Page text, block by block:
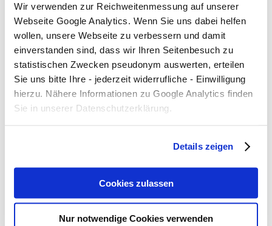
Wir verwenden zur Reichweitenmessung auf unserer
Webseite Google Analytics. Wenn Sie uns dabei helfen
wollen, unsere Webseite zu verbessern und damit
einverstanden sind, dass wir Ihren Seitenbesuch zu
statistischen Zwecken pseudonym auswerten, erteilen
Sie uns bitte Ihre - jederzeit widerrufliche - Einwilligung
hierzu. Nähere Informationen zu Google Analytics finden
Sie in unserer Datenschutzerklärung.
Details zeigen
Cookies zulassen
Nur notwendige Cookies verwenden
Impressum| Datenschutz